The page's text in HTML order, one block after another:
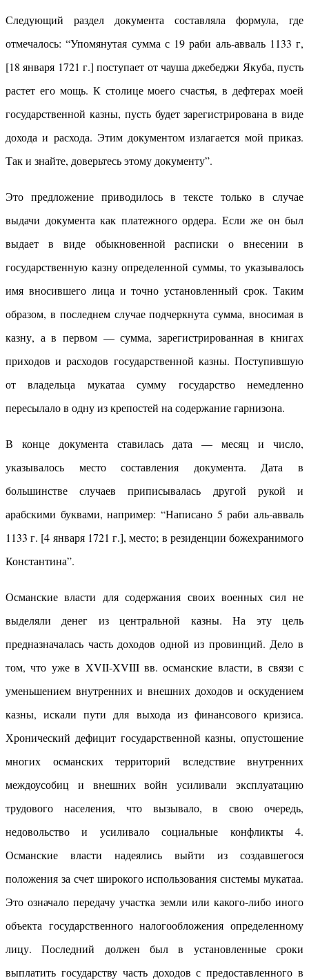
Следующий раздел документа составляла формула, где
отмечалось: “Упомянутая сумма с 19 раби аль-авваль 1133 г,
[18 января 1721 г.] поступает от чауша джебеджи Якуба, пусть
растет его мощь. К столице моего счастья, в дефтерах моей
государственной казны, пусть будет зарегистрирована в виде
дохода и расхода. Этим документом излагается мой приказ.
Так и знайте, доверьтесь этому документу”.
Это предложение приводилось в тексте только в случае
выдачи документа как платежного ордера. Если же он был
выдает в виде обыкновенной расписки о внесении в
государственную казну определенной суммы, то указывалось
имя вносившего лица и точно установленный срок. Таким
образом, в последнем случае подчеркнута сумма, вносимая в
казну, а в первом — сумма, зарегистрированная в книгах
приходов и расходов государственной казны. Поступившую
от владельца мукатаа сумму государство немедленно
пересылало в одну из крепостей на содержание гарнизона.
В конце документа ставилась дата — месяц и число,
указывалось место составления документа. Дата в
большинстве случаев приписывалась другой рукой и
арабскими буквами, например: “Написано 5 раби аль-авваль
1133 г. [4 января 1721 г.], место; в резиденции божехранимого
Константина”.
Османские власти для содержания своих военных сил не
выделяли денег из центральной казны. На эту цель
предназначалась часть доходов одной из провинций. Дело в
том, что уже в XVII-XVIII вв. османские власти, в связи с
уменьшением внутренних и внешних доходов и оскудением
казны, искали пути для выхода из финансового кризиса.
Хронический дефицит государственной казны, опустошение
многих османских территорий вследствие внутренних
междоусобиц и внешних войн усиливали эксплуатацию
трудового населения, что вызывало, в свою очередь,
недовольство и усиливало социальные конфликты 4.
Османские власти надеялись выйти из создавшегося
положения за счет широкого использования системы мукатаа.
Это означало передачу участка земли или какого-либо иного
объекта государственного налогообложения определенному
лицу. Последний должен был в установленные сроки
выплатить государству часть доходов с предоставленного в